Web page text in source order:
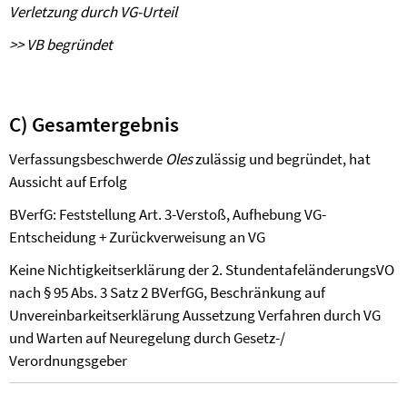
Verletzung durch VG-Urteil
>> VB begründet
C) Gesamtergebnis
Verfassungsbeschwerde Oleszulässig und begründet, hat
Aussicht auf Erfolg
BVerfG: Feststellung Art. 3-Verstoß, Aufhebung VG-
Entscheidung + Zurückverweisung an VG
Keine Nichtigkeitserklärung der 2. StundentafeländerungsVO
nach § 95 Abs. 3 Satz 2 BVerfGG, Beschränkung auf
UnvereinbarkeitserklärungAussetzung Verfahren durch VG
und Warten auf Neuregelung durch Gesetz-/
Verordnungsgeber